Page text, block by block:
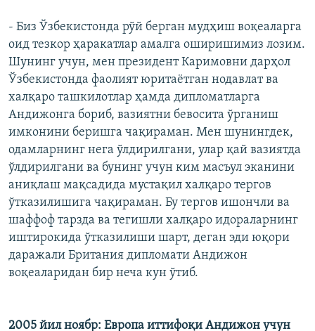
- Биз Ўзбекистонда рўй берган мудҳиш воқеаларга
оид тезкор ҳаракатлар амалга оширишимиз лозим.
Шунинг учун, мен президент Каримовни дарҳол
Ўзбекистонда фаолият юритаётган нодавлат ва
халқаро ташкилотлар ҳамда дипломатларга
Андижонга бориб, вазиятни бевосита ўрганиш
имконини беришга чақираман. Мен шунингдек,
одамларнинг нега ўлдирилгани, улар қай вазиятда
ўлдирилгани ва бунинг учун ким масъул эканини
аниқлаш мақсадида мустақил халқаро тергов
ўтказилишига чақираман. Бу тергов ишончли ва
шаффоф тарзда ва тегишли халқаро идораларнинг
иштирокида ўтказилиши шарт, деган эди юқори
даражали Британия дипломати Андижон
воқеаларидан бир неча кун ўтиб.
2005 йил ноябр: Европа иттифоқи Андижон учун